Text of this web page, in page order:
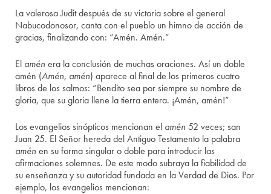
La valerosa Judit después de su victoria sobre el general
Nabucodonosor, canta con el pueblo un himno de acción de
gracias, finalizando con: “Amén. Amén.”
El amén era la conclusión de muchas oraciones. Así un doble
amén (Amén, amén) aparece al final de los primeros cuatro
libros de los salmos: “Bendito sea por siempre su nombre de
gloria, que su gloria llene la tierra entera. ¡Amén, amén!”
Los evangelios sinópticos mencionan el amén 52 veces; san
Juan 25. El Señor hereda del Antiguo Testamento la palabra
amén en su forma singular o doble para introducir las
afirmaciones solemnes. De este modo subraya la fiabilidad de
su enseñanza y su autoridad fundada en la Verdad de Dios. Por
ejemplo, los evangelios mencionan: